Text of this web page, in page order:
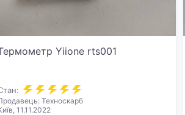
Yiione rts001
Техноскарб
11.11.2022